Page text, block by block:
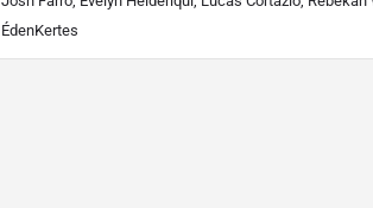
ÉdenKertes